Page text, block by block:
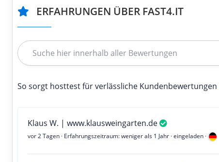
ERFAHRUNGEN ÜBER FAST4.IT
So sorgt hosttest für verlässliche Kundenbewertungen
Klaus W. | www.klausweingarten.de
vor 2 Tagen · Erfahrungszeitraum: weniger als 1 Jahr · eingeladen ·